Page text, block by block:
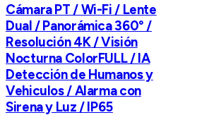
Cámara PT / Wi-Fi / Lente
Dual / Panorámica 360° /
Resolución 4K / Visión
Nocturna ColorFULL / IA
Detección de Humanos y
Vehiculos / Alarma con
Sirena y Luz / IP65